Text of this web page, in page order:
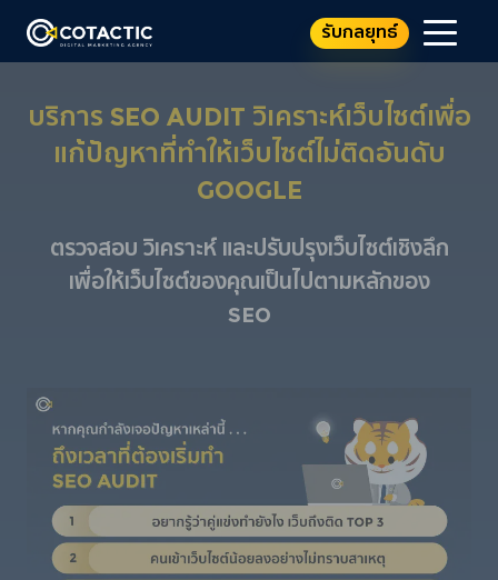
รับกลยุทธ์
บริการ SEO Audit วิเคราะห์เว็บไซต์เพื่อ
แก้ปัญหาที่ทำให้เว็บไซต์ไม่ติดอันดับ
Google
ตรวจสอบ วิเคราะห์ และปรับปรุงเว็บไซต์เชิงลึก
เพื่อให้เว็บไซต์ของคุณเป็นไปตามหลักของ
SEO